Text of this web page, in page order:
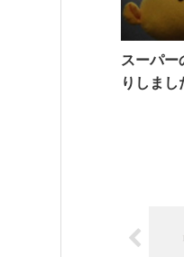
スーパー
りしまし